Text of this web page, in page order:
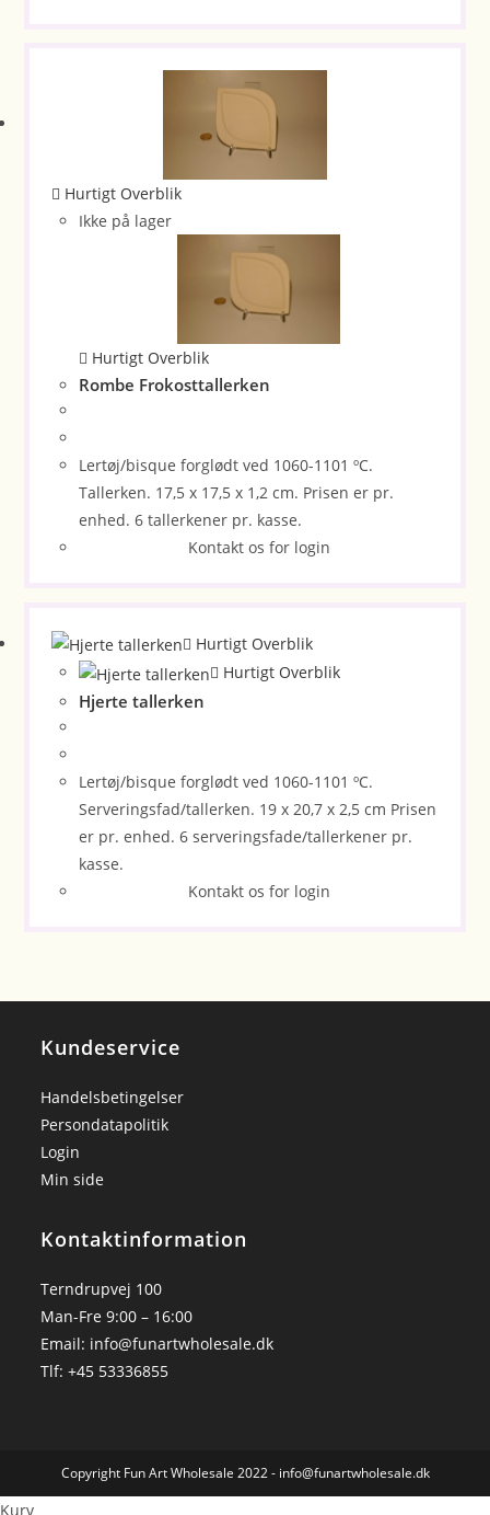
Hurtigt Overblik
Ikke på lager
Hurtigt Overblik
Rombe Frokosttallerken
Lertøj/bisque forglødt ved 1060-1101 ºC.
Tallerken. 17,5 x 17,5 x 1,2 cm. Prisen er pr.
enhed. 6 tallerkener pr. kasse.
Kontakt os for login
Hurtigt Overblik
Hurtigt Overblik
Hjerte tallerken
Lertøj/bisque forglødt ved 1060-1101 ºC.
Serveringsfad/tallerken. 19 x 20,7 x 2,5 cm Prisen
er pr. enhed. 6 serveringsfade/tallerkener pr.
kasse.
Kontakt os for login
Kundeservice
Handelsbetingelser
Persondatapolitik
Login
Min side
Kontaktinformation
Terndrupvej 100
Man-Fre 9:00 – 16:00
Email: info@funartwholesale.dk
Tlf: +45 53336855
Copyright Fun Art Wholesale 2022 - info@funartwholesale.dk
Kurv